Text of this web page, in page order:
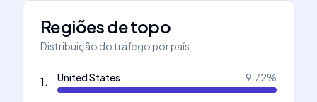
Regiões de topo
Distribuição do tráfego por país
1. United States 9.72%